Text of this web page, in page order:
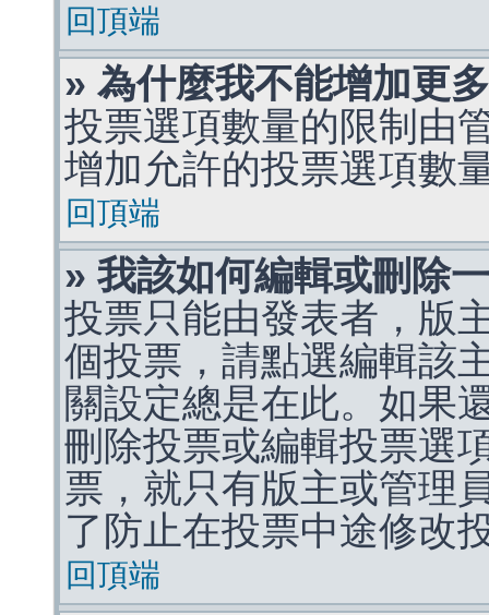
回頂端
» 為什麼我不能增加更
投票選項數量的限制由
增加允許的投票選項數
回頂端
» 我該如何編輯或刪除
投票只能由發表者，版
個投票，請點選編輯該
關設定總是在此。如果
刪除投票或編輯投票選
票，就只有版主或管理
了防止在投票中途修改
回頂端